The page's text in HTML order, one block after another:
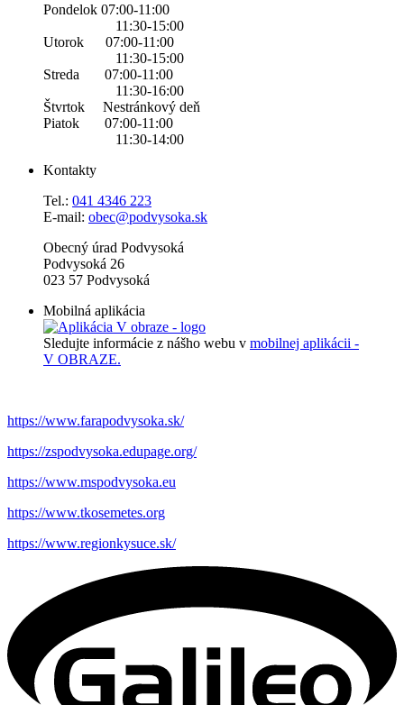
Pondelok 07:00-11:00
11:30-15:00
Utorok 07:00-11:00
11:30-15:00
Streda 07:00-11:00
11:30-16:00
Štvrtok Nestránkový deň
Piatok 07:00-11:00
11:30-14:00
Kontakty
Tel.: 041 4346 223
E-mail: obec@podvysoka.sk
Obecný úrad Podvysoká
Podvysoká 26
023 57 Podvysoká
Mobilná aplikácia
Sledujte informácie z nášho webu v mobilnej aplikácii -
V OBRAZE.
https://www.farapodvysoka.sk/
https://zspodvysoka.edupage.org/
https://www.mspodvysoka.eu
https://www.tkosemetes.org
https://www.regionkysuce.sk/